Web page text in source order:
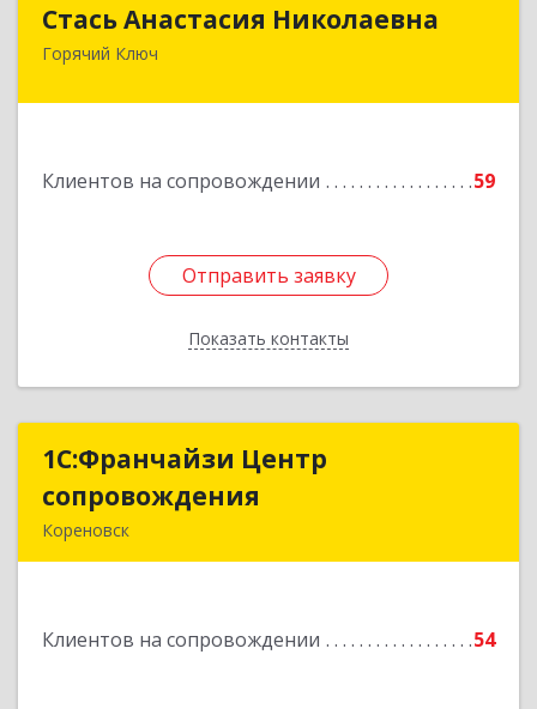
Стась Анастасия Николаевна
Горячий Ключ
Клиентов на сопровождении 59
Отправить заявку
Показать контакты
353290, г. Горячий Ключ, ул. Ленина, д. 242,
Отправить заявку
Назад
1С:Франчайзи Центр
сопровождения
Кореновск
Клиентов на сопровождении 54
1С:Франчайзи Центр